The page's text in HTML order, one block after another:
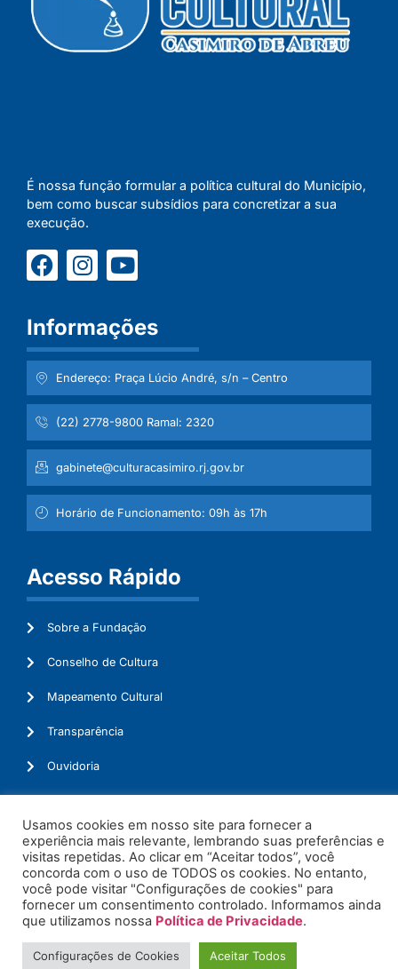
É nossa função formular a política cultural do Município,
bem como buscar subsídios para concretizar a sua
execução.
Informações
Endereço: Praça Lúcio André, s/n – Centro
(22) 2778-9800 Ramal: 2320
gabinete@culturacasimiro.rj.gov.br
Horário de Funcionamento: 09h às 17h
Acesso Rápido
Sobre a Fundação
Conselho de Cultura
Mapeamento Cultural
Transparência
Ouvidoria
© 2026. Todos os Direitos Reservados.
Usamos cookies em nosso site para fornecer a
experiência mais relevante, lembrando suas preferências e
visitas repetidas. Ao clicar em “Aceitar todos”, você
concorda com o uso de TODOS os cookies. No entanto,
você pode visitar "Configurações de cookies" para
fornecer um consentimento controlado. Informamos ainda
que utilizamos nossa Política de Privacidade.
Configurações de Cookies Aceitar Todos